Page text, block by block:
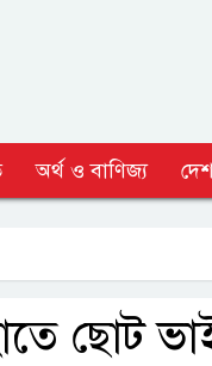
অর্থ ও বাণিজ্য
ছোট